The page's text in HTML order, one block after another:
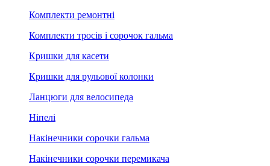
Комплекти ремонтні
Комплекти тросів і сорочок гальма
Кришки для касети
Кришки для рульової колонки
Ланцюги для велосипеда
Ніпелі
Накінечники сорочки гальма
Накінечники сорочки перемикача